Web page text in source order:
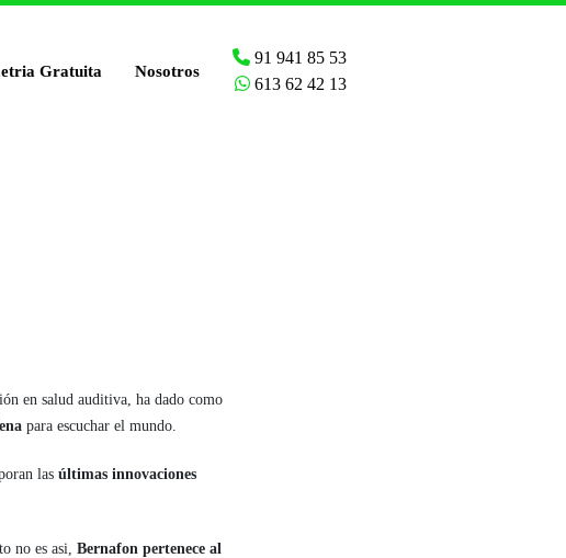
Gratuita Nosotros
91 941 85 53
613 62 42 13
en salud auditiva, ha dado como
para escuchar el mundo.
las últimas innovaciones
no es asi, Bernafon pertenece al